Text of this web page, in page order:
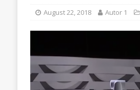
August 22, 2018 Autor 1